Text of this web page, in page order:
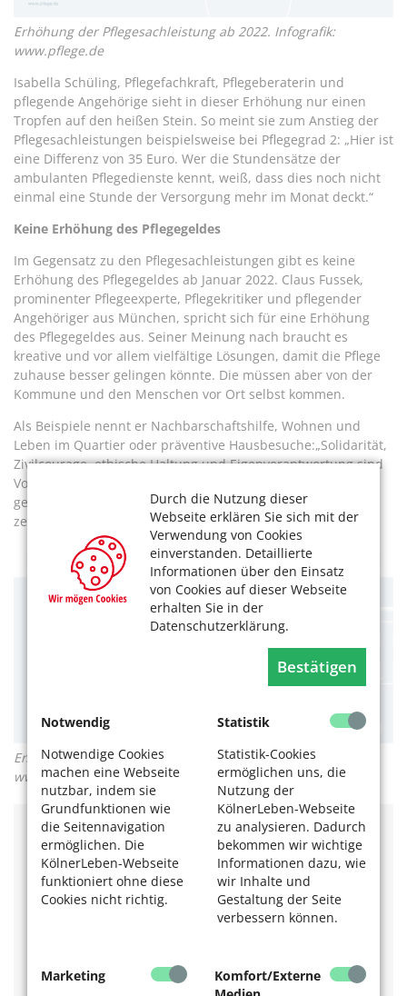
Durch die Nutzung dieser
Webseite erklären Sie sich mit der
Verwendung von Cookies
einverstanden. Detaillierte
Informationen über den Einsatz
von Cookies auf dieser Webseite
erhalten Sie in der
Datenschutzerklärung.
Bestätigen
Notwendig
Notwendige Cookies
machen eine Webseite
nutzbar, indem sie
Grundfunktionen wie
die Seitennavigation
ermöglichen. Die
KölnerLeben-Webseite
funktioniert ohne diese
Cookies nicht richtig.
Statistik
Statistik-Cookies
ermöglichen uns, die
Nutzung der
KölnerLeben-Webseite
zu analysieren. Dadurch
bekommen wir wichtige
Informationen dazu, wie
wir Inhalte und
Gestaltung der Seite
verbessern können.
Marketing
Komfort/Externe
Erhöhung der Pflegesachleistung ab 2022. Infografik:
www.pflege.de
Isabella Schüling, Pflegefachkraft, Pflegeberaterin und
pflegende Angehörige sieht in dieser Erhöhung nur einen
Tropfen auf den heißen Stein. So meint sie zum Anstieg der
Pflegesachleistungen beispielsweise bei Pflegegrad 2: „Hier ist
eine Differenz von 35 Euro. Wer die Stundensätze der
ambulanten Pflegedienste kennt, weiß, dass dies noch nicht
einmal eine Stunde der Versorgung mehr im Monat deckt.“
Keine Erhöhung des Pflegegeldes
Im Gegensatz zu den Pflegesachleistungen gibt es keine
Erhöhung des Pflegegeldes ab Januar 2022. Claus Fussek,
prominenter Pflegeexperte, Pflegekritiker und pflegender
Angehöriger aus München, spricht sich für eine Erhöhung
des Pflegegeldes aus. Seiner Meinung nach braucht es
kreative und vor allem vielfältige Lösungen, damit die Pflege
zuhause besser gelingen könnte. Die müssen aber von der
Kommune und den Menschen vor Ort selbst kommen.
Als Beispiele nennt er Nachbarschaftshilfe, Wohnen und
Leben im Quartier oder präventive Hausbesuche:„Solidarität,
Zivilcourage, ethische Haltung und Eigenverantwortung sind
Voraussetzungen für einer zivilisierte Gesellschaft. Pflege
geht uns früher oder später alle an und muss eine der
zentralen Schicksalsfragen der Gesellschaft werden!"
Entlastungen der Pflegesachleistung ab 2022. Infografik:
www.pflege.de
Mehr Infos auf www.pflege.de
Das könnte Sie auch interessieren:
Altersarmut: Wenn jeder Cent zählt
Hilfe im Haushalt für Menschen mit Pflegegrad
Altengerecht Wohnen.